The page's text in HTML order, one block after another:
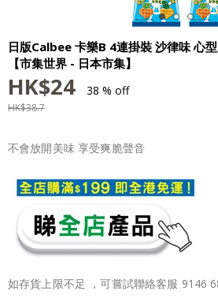
日版Calbee 卡樂B 4連掛裝 沙律味 心
【市集世界 - 日本市集】
HK$24 38 % off
HK$38.7
不會放開美味 享受爽脆聲音
如存貨上限不足 ，可嘗試聯絡客服 9146